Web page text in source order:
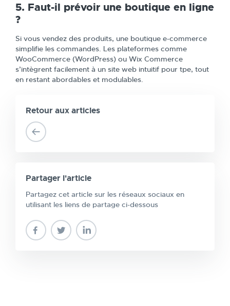
Retour aux articles
Partager l'article
Partagez cet article sur les réseaux sociaux en
utilisant les liens de partage ci-dessous
5. Faut-il prévoir une boutique en ligne
?
Si vous vendez des produits, une boutique e-commerce
simplifie les commandes. Les plateformes comme
WooCommerce (WordPress) ou Wix Commerce
s’intègrent facilement à un site web intuitif pour tpe, tout
en restant abordables et modulables.